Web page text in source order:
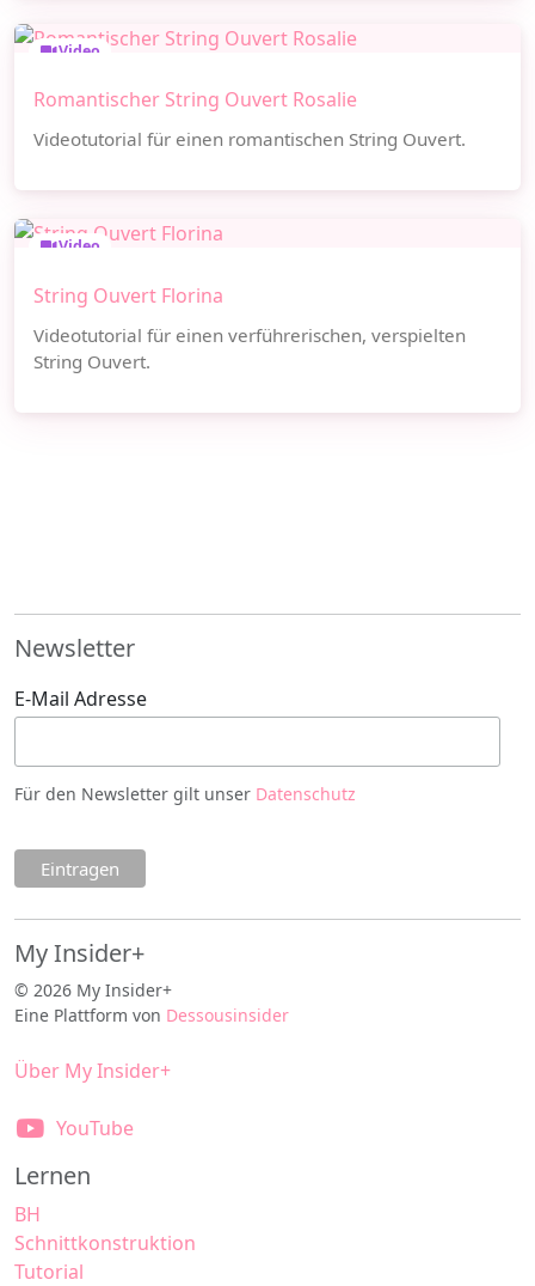
Video
Romantischer String Ouvert Rosalie
Videotutorial für einen romantischen String Ouvert.
Video
String Ouvert Florina
Videotutorial für einen verführerischen, verspielten
String Ouvert.
Newsletter
E-Mail Adresse
Für den Newsletter gilt unser Datenschutz
My Insider+
© 2026 My Insider+
Eine Plattform von Dessousinsider
Über My Insider+
YouTube
Lernen
BH
Schnittkonstruktion
Tutorial